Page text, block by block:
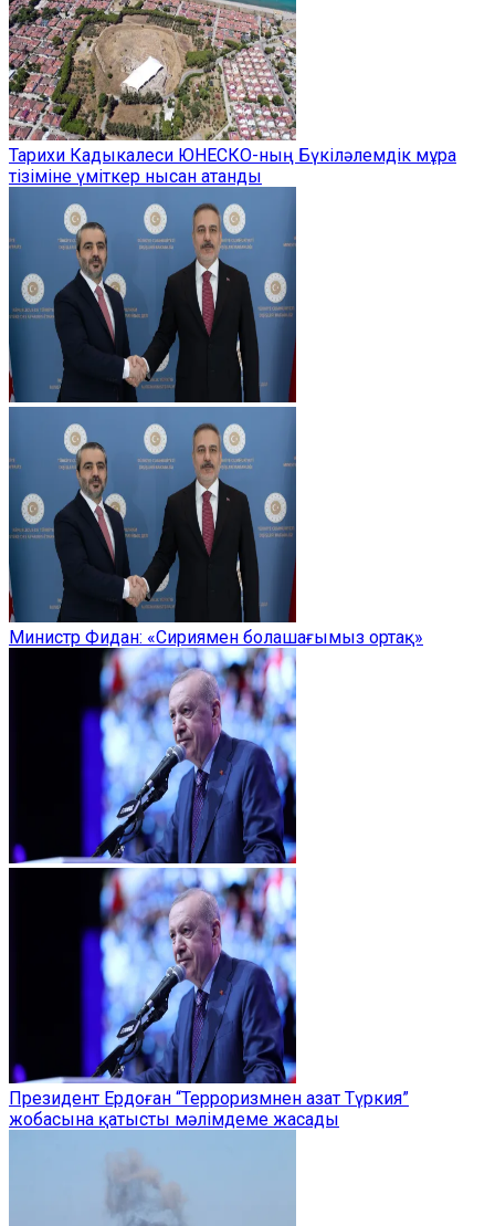
Тарихи Кадыкалеси ЮНЕСКО-ның Бүкіләлемдік мұра
тізіміне үміткер нысан атанды
Министр Фидан: «Сириямен болашағымыз ортақ»
Президент Ердоған “Терроризмнен азат Түркия”
жобасына қатысты мәлімдеме жасады